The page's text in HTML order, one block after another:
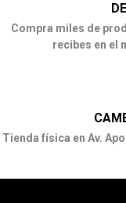
Compra miles de
recibes en el
Tienda física en Av.